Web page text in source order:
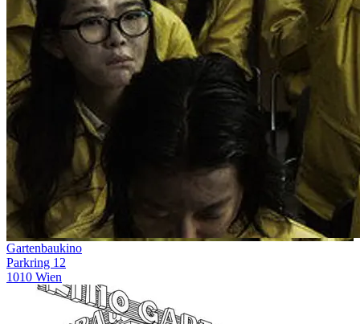
Gartenbaukino
Parkring 12
1010 Wien